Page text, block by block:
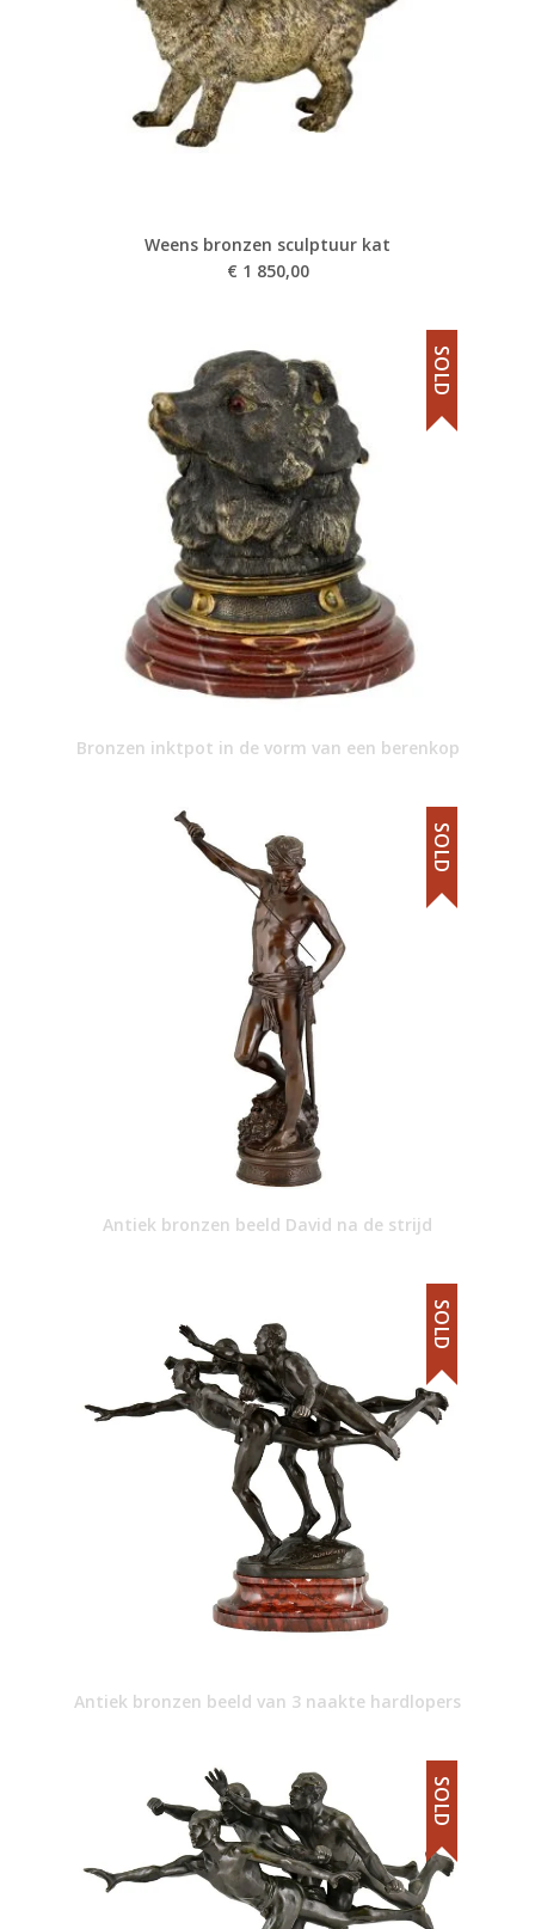
Weens bronzen sculptuur kat
€ 1 850,00
Bronzen inktpot in de vorm van een berenkop
SOLD
Antiek bronzen beeld David na de strijd
SOLD
Antiek bronzen beeld van 3 naakte hardlopers
SOLD
SOLD